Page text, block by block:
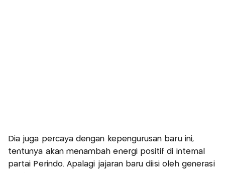
Dia juga percaya dengan kepengurusan baru ini,
tentunya akan menambah energi positif di internal
partai Perindo. Apalagi jajaran baru diisi oleh generasi